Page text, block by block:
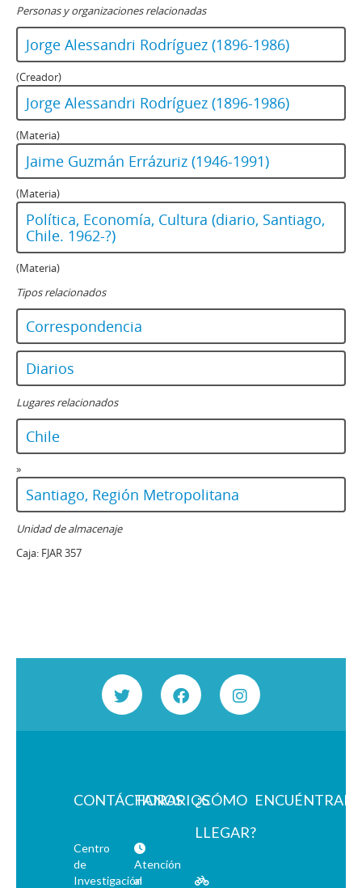
Personas y organizaciones relacionadas
Jorge Alessandri Rodríguez (1896-1986)
(Creador)
Jorge Alessandri Rodríguez (1896-1986)
(Materia)
Jaime Guzmán Errázuriz (1946-1991)
(Materia)
Política, Economía, Cultura (diario, Santiago,
Chile. 1962-?)
(Materia)
Tipos relacionados
Correspondencia
Diarios
Lugares relacionados
Chile
»
Santiago, Región Metropolitana
Unidad de almacenaje
Caja: FJAR 357
CONTÁCTANOS
Centro
de
Investigación
HORARIOS
Atención
al
¿CÓMO
LLEGAR?